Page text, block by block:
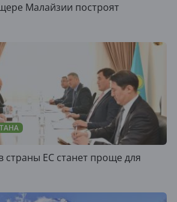
Малайзии построят
страны ЕС станет проще для